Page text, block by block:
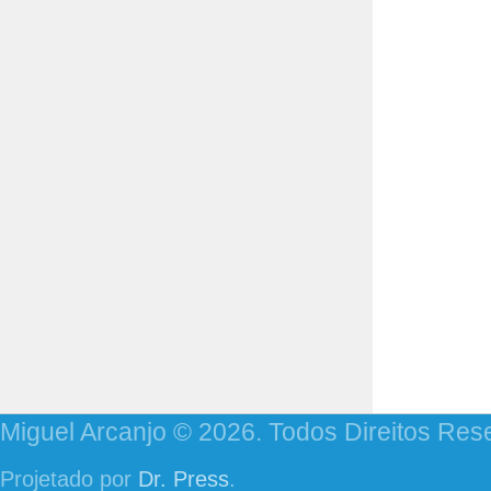
Miguel Arcanjo © 2026. Todos Direitos
Projetado por Dr. Press.